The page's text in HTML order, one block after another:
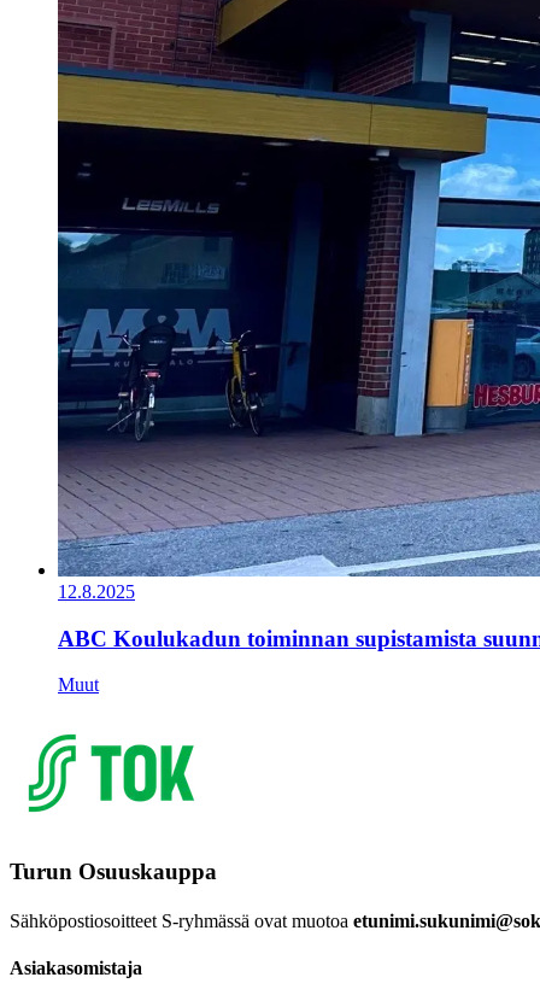
12.8.2025
ABC Koulukadun toiminnan supistamista
Muut
Turun Osuuskauppa
Sähköpostiosoitteet S-ryhmässä ovat muotoa
Asiakasomistaja